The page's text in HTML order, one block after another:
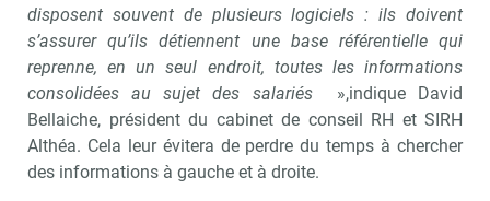
disposent souvent de plusieurs logiciels : ils doivent
s’assurer qu’ils détiennent une base référentielle qui
reprenne, en un seul endroit, toutes les informations
consolidées au sujet des salariés
»,indique David
Bellaiche, président du cabinet de conseil RH et SIRH
Althéa. Cela leur évitera de perdre du temps à chercher
des informations à gauche et à droite.